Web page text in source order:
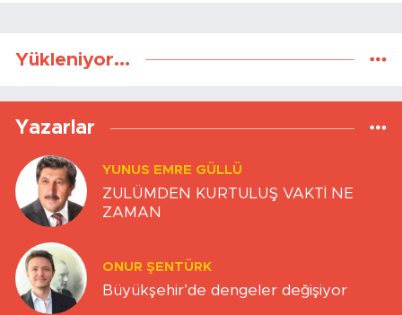
Yükleniyor...
Yazarlar
YUNUS EMRE GÜLLÜ
ZULÜMDEN KURTULUŞ VAKTİ NE
ZAMAN
ONUR ŞENTÜRK
Büyükşehir’de dengeler değişiyor